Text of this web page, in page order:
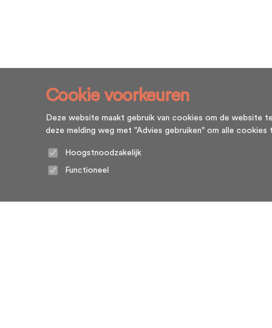
Cookie voorkeuren
Deze website maakt gebruik van cookies om de website
deze melding weg met "Advies gebruiken" om alle cookies
Hoogstnoodzakelijk
Functioneel